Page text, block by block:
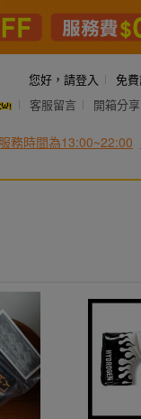
您好， 請登入 免
客服留言 開箱分享
務時間為13:00~22:00